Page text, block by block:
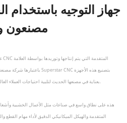
جهاز التوجيه باستخدام
مصنعون